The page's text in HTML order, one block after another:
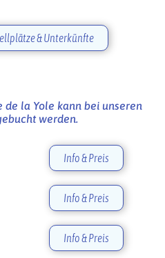
& Unterkünfte
de la Yole kann bei unseren
werden.
Info & Preis
Info & Preis
Info & Preis